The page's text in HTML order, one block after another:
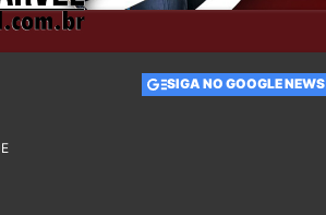
SIGA NO GOOGLE NEWS